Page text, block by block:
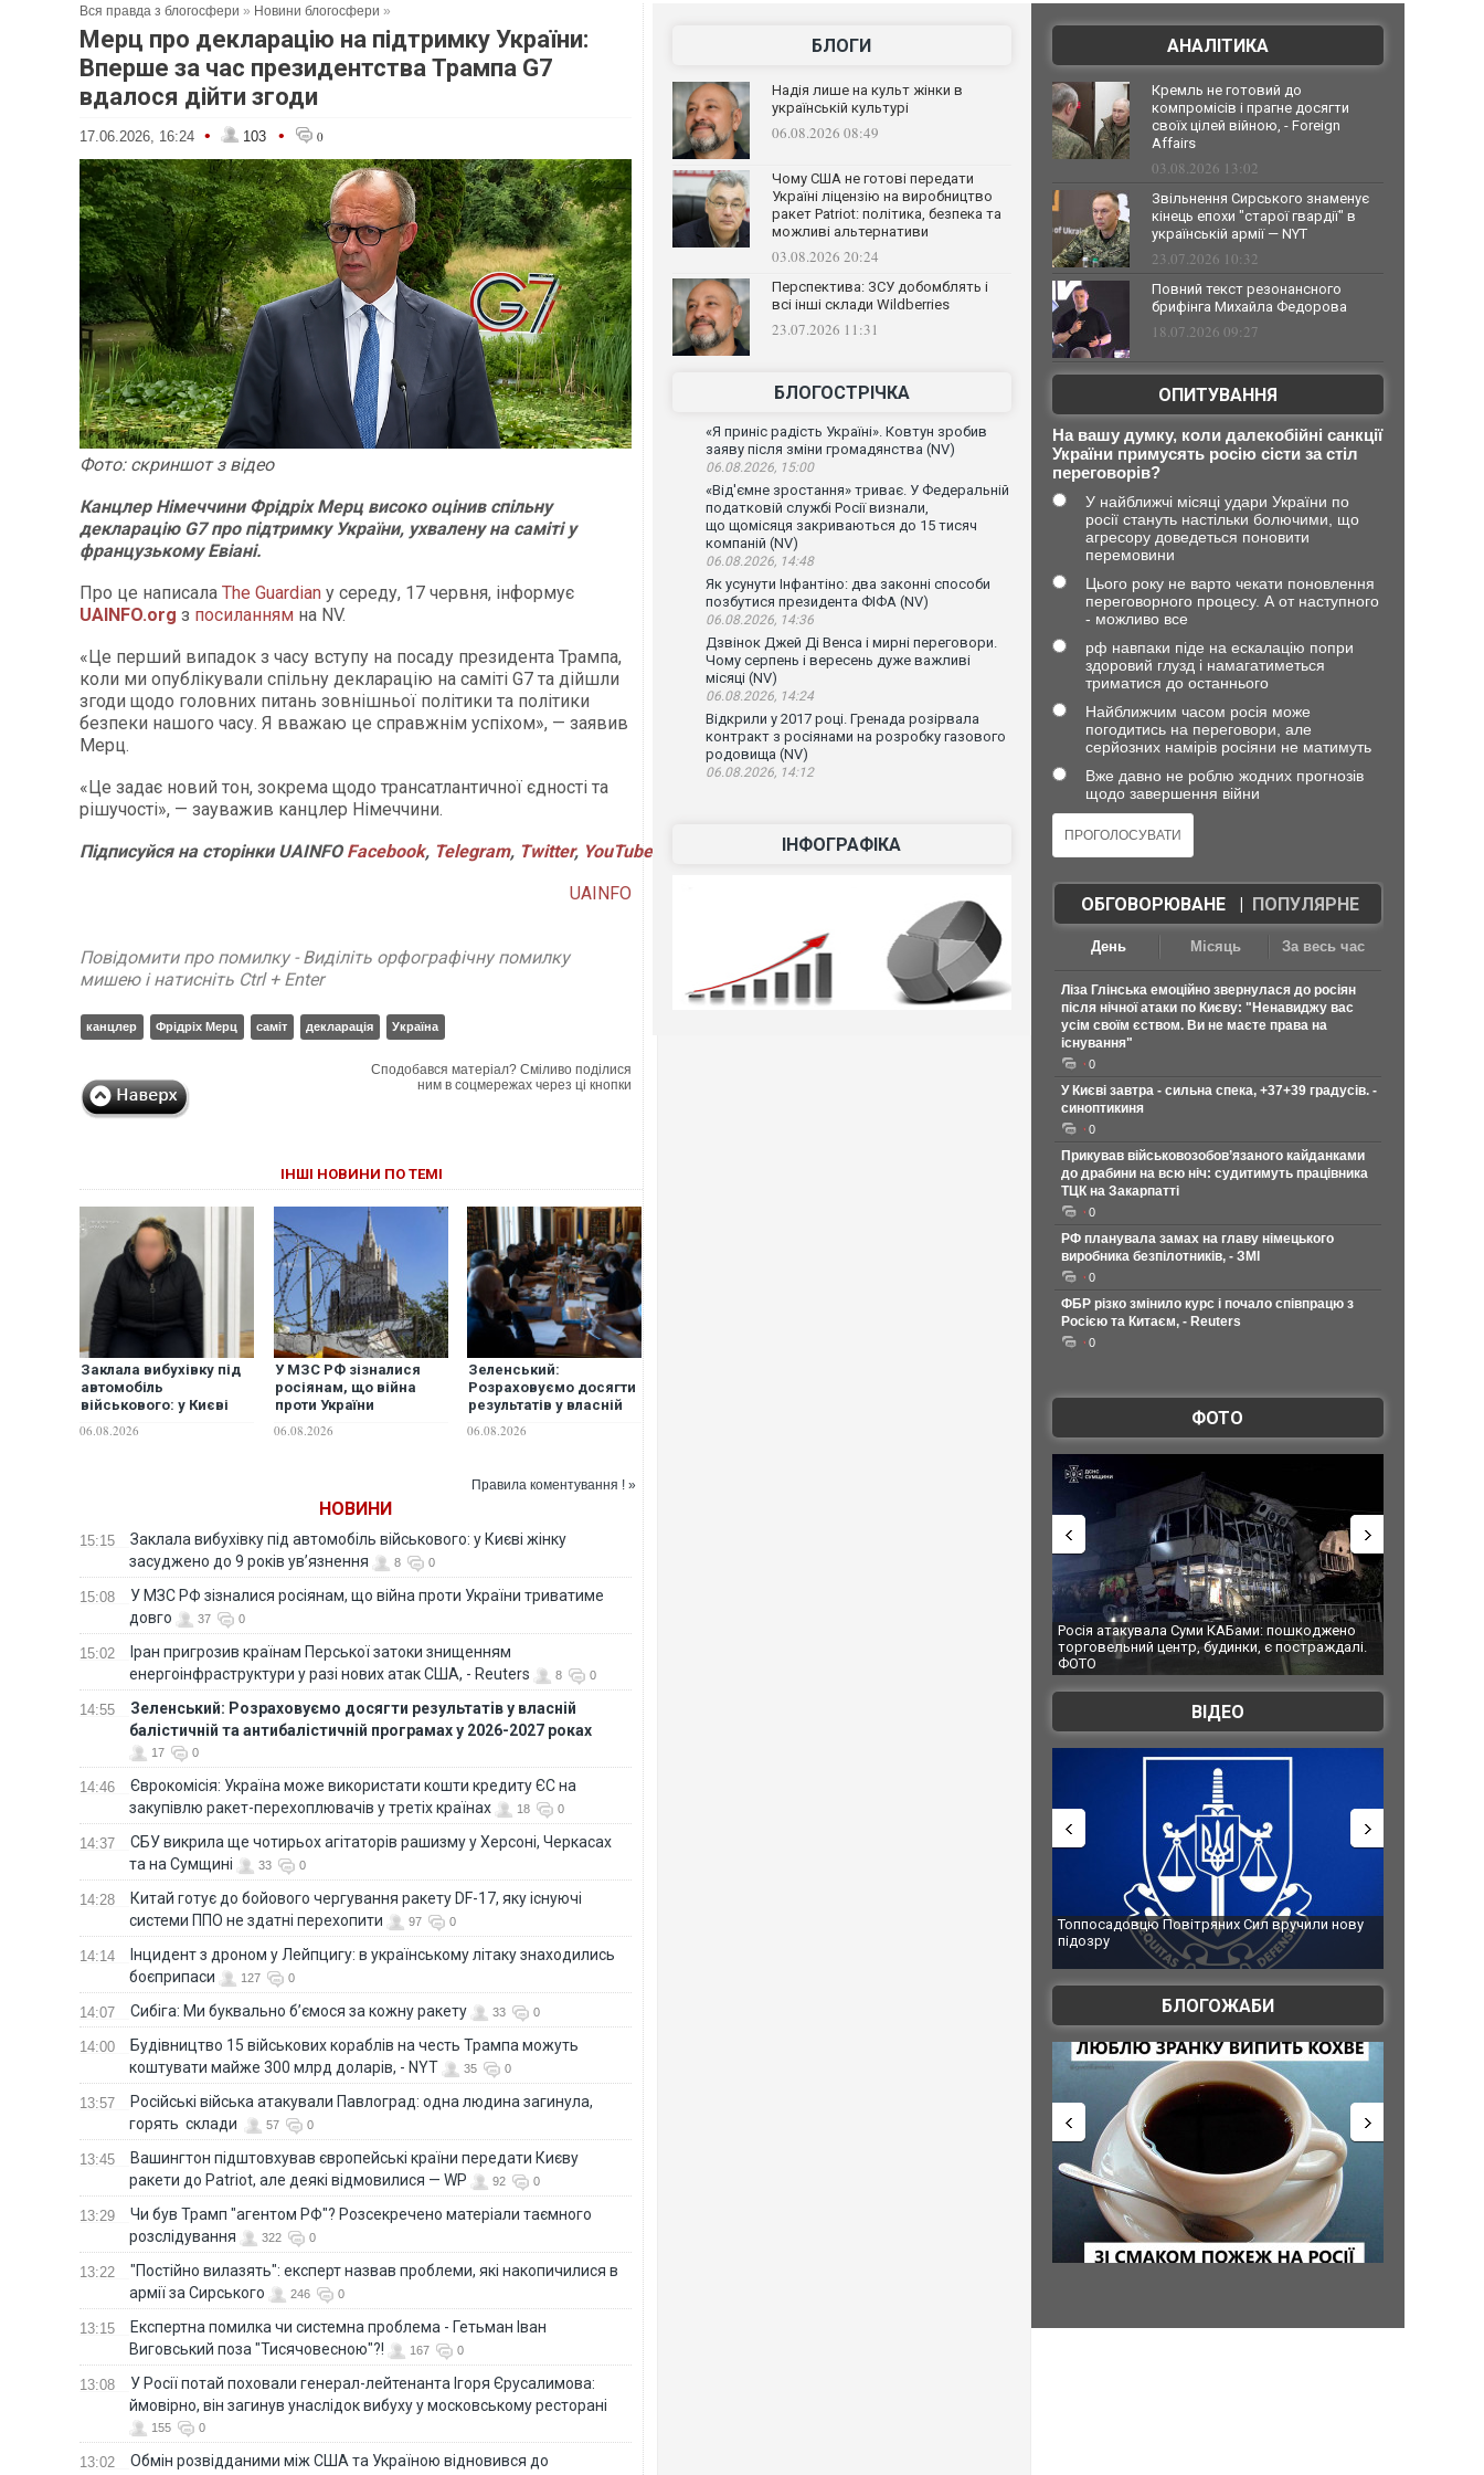
Вся правда з блогосфери » Новини блогосфери »
Мерц про декларацію на підтримку України:
Вперше за час президентства Трампа G7
вдалося дійти згоди
17.06.2026, 16:24 • 103 • 0
Фото: скриншот з відео
Канцлер Німеччини Фрідріх Мерц високо оцінив спільну
декларацію G7 про підтримку України, ухвалену на саміті у
французькому Евіані.
Про це написала The Guardian у середу, 17 червня, інформує
UAINFO.org з посиланням на NV.
«Це перший випадок з часу вступу на посаду президента Трампа,
коли ми опублікували спільну декларацію на саміті G7 та дійшли
згоди щодо головних питань зовнішньої політики та політики
безпеки нашого часу. Я вважаю це справжнім успіхом», — заявив
Мерц.
«Це задає новий тон, зокрема щодо трансатлантичної єдності та
рішучості», — зауважив канцлер Німеччини.
ПідписуйсянасторінкиUAINFO Facebook, Telegram, Twitter, YouTube
UAINFO
Повідомити про помилку - Виділіть орфографічну помилку
мишею і натисніть Ctrl + Enter
канцлер Фрідріх Мерц саміт декларація Україна
Сподобався матеріал? Сміливо поділися
ним в соцмережах через ці кнопки
ІНШІ НОВИНИ ПО ТЕМІ
Заклала вибухівку під
автомобіль
військового: у Києві
років ув’язнення
06.08.2026
У МЗС РФ зізналися
росіянам, що війна
проти України
06.08.2026
Зеленський:
Розраховуємо досягти
результатів у власній
антибалістичній
06.08.2026
Правила коментування ! »
НОВИНИ
15:15
Заклала вибухівку під автомобіль військового: у Києві жінку
засуджено до 9 років ув’язнення
8 0
15:08
У МЗС РФ зізналися росіянам, що війна проти України триватиме
довго
37 0
15:02
Іран пригрозив країнам Перської затоки знищенням
енергоінфраструктури у разі нових атак США, - Reuters
8 0
14:55
Зеленський: Розраховуємо досягти результатів у власній
балістичній та антибалістичній програмах у 2026-2027 роках
17 0
14:46
Єврокомісія: Україна може використати кошти кредиту ЄС на
закупівлю ракет-перехоплювачів у третіх країнах
18 0
14:37
СБУ викрила ще чотирьох агітаторів рашизму у Херсоні, Черкасах
та на Сумщині
33 0
14:28
Китай готує до бойового чергування ракету DF-17, яку існуючі
системи ППО не здатні перехопити
97 0
14:14
Інцидент з дроном у Лейпцигу: в українському літаку знаходились
боєприпаси
127 0
14:07 Сибіга: Ми буквально б’ємося за кожну ракету 33 0
14:00
Будівництво 15 військових кораблів на честь Трампа можуть
коштувати майже 300 млрд доларів, - NYT
35 0
13:57
Російські війська атакували Павлоград: одна людина загинула,
горять склади
57 0
13:45
Вашингтон підштовхував європейські країни передати Києву
ракети до Patriot, але деякі відмовилися — WP
92 0
13:29
Чи був Трамп "агентом РФ"? Розсекречено матеріали таємного
розслідування
322 0
13:22
"Постійно вилазять": експерт назвав проблеми, які накопичилися в
армії за Сирського
246 0
13:15
Eкспертна помилка чи системна проблема - Гетьман Іван
Виговський поза "Тисячовесною"?!
167 0
13:08
У Росії потай поховали генерал-лейтенанта Ігоря Єрусалимова:
ймовірно, він загинув унаслідок вибуху у московському ресторані
155 0
13:02
Обмін розвідданими між США та Україною відновився до
БЛОГИ
Надія лише на культ жінки в
українській культурі
06.08.2026 08:49
Чому США не готові передати
Україні ліцензію на виробництво
ракет Patriot: політика, безпека та
можливі альтернативи
03.08.2026 20:24
Перспектива: ЗСУ добомблять і
всі інші склади Wildberries
23.07.2026 11:31
БЛОГОСТРІЧКА
«Я приніс радість Україні». Ковтун зробив
заяву після зміни громадянства (NV)
06.08.2026, 15:00
«Від'ємне зростання» триває. У Федеральній
податковій службі Росії визнали,
що щомісяця закриваються до 15 тисяч
компаній (NV)
06.08.2026, 14:48
Як усунути Інфантіно: два законні способи
позбутися президента ФІФА (NV)
06.08.2026, 14:36
Дзвінок Джей Ді Венса і мирні переговори.
Чому серпень і вересень дуже важливі
місяці (NV)
06.08.2026, 14:24
Відкрили у 2017 році. Гренада розірвала
контракт з росіянами на розробку газового
родовища (NV)
06.08.2026, 14:12
ІНФОГРАФІКА
АНАЛІТИКА
Кремль не готовий до
компромісів і прагне досягти
своїх цілей війною, - Foreign
Affairs
03.08.2026 13:02
Звільнення Сирського знаменує
кінець епохи "старої гвардії" в
українській армії — NYT
23.07.2026 10:32
Повний текст резонансного
брифінга Михайла Федорова
18.07.2026 09:27
ОПИТУВАННЯ
На вашу думку, коли далекобійні санкції
України примусять росію сісти за стіл
переговорів?
У найближчі місяці удари України по
росії стануть настільки болючими, що
агресору доведеться поновити
перемовини
Цього року не варто чекати поновлення
переговорного процесу. А от наступного
- можливо все
рф навпаки піде на ескалацію попри
здоровий глузд і намагатиметься
триматися до останнього
Найближчим часом росія може
погодитись на переговори, але
серйозних намірів росіяни не матимуть
Вже давно не роблю жодних прогнозів
щодо завершення війни
ОБГОВОРЮВАНЕ| ПОПУЛЯРНЕ
День Місяць За весь час
Ліза Глінська емоційно звернулася до росіян
після нічної атаки по Києву: "Ненавиджу вас
усім своїм єством. Ви не маєте права на
існування"
0
У Києві завтра - сильна спека, +37+39 градусів. -
синоптикиня
0
Прикував військовозобов’язаного кайданками
до драбини на всю ніч: судитимуть працівника
ТЦК на Закарпатті
0
РФ планувала замах на главу німецького
виробника безпілотників, - ЗМІ
0
ФБР різко змінило курс і почало співпрацю з
Росією та Китаєм, - Reuters
0
ФОТО
Росія атакувала Суми КАБами: пошкоджено
торговельний центр, будинки, є постраждалі.
Українські надзвичайники врятували козуленя
під час ліквідації масштабної лісової пожежі у
ВІДЕО
Топпосадовцю Повітряних Сил вручили нову
Сили оборони уразили Ярославський НПЗ:
губернатор регіону заявив про наймасштабнішу
атаку. ВІДЕО
БЛОГОЖАБИ